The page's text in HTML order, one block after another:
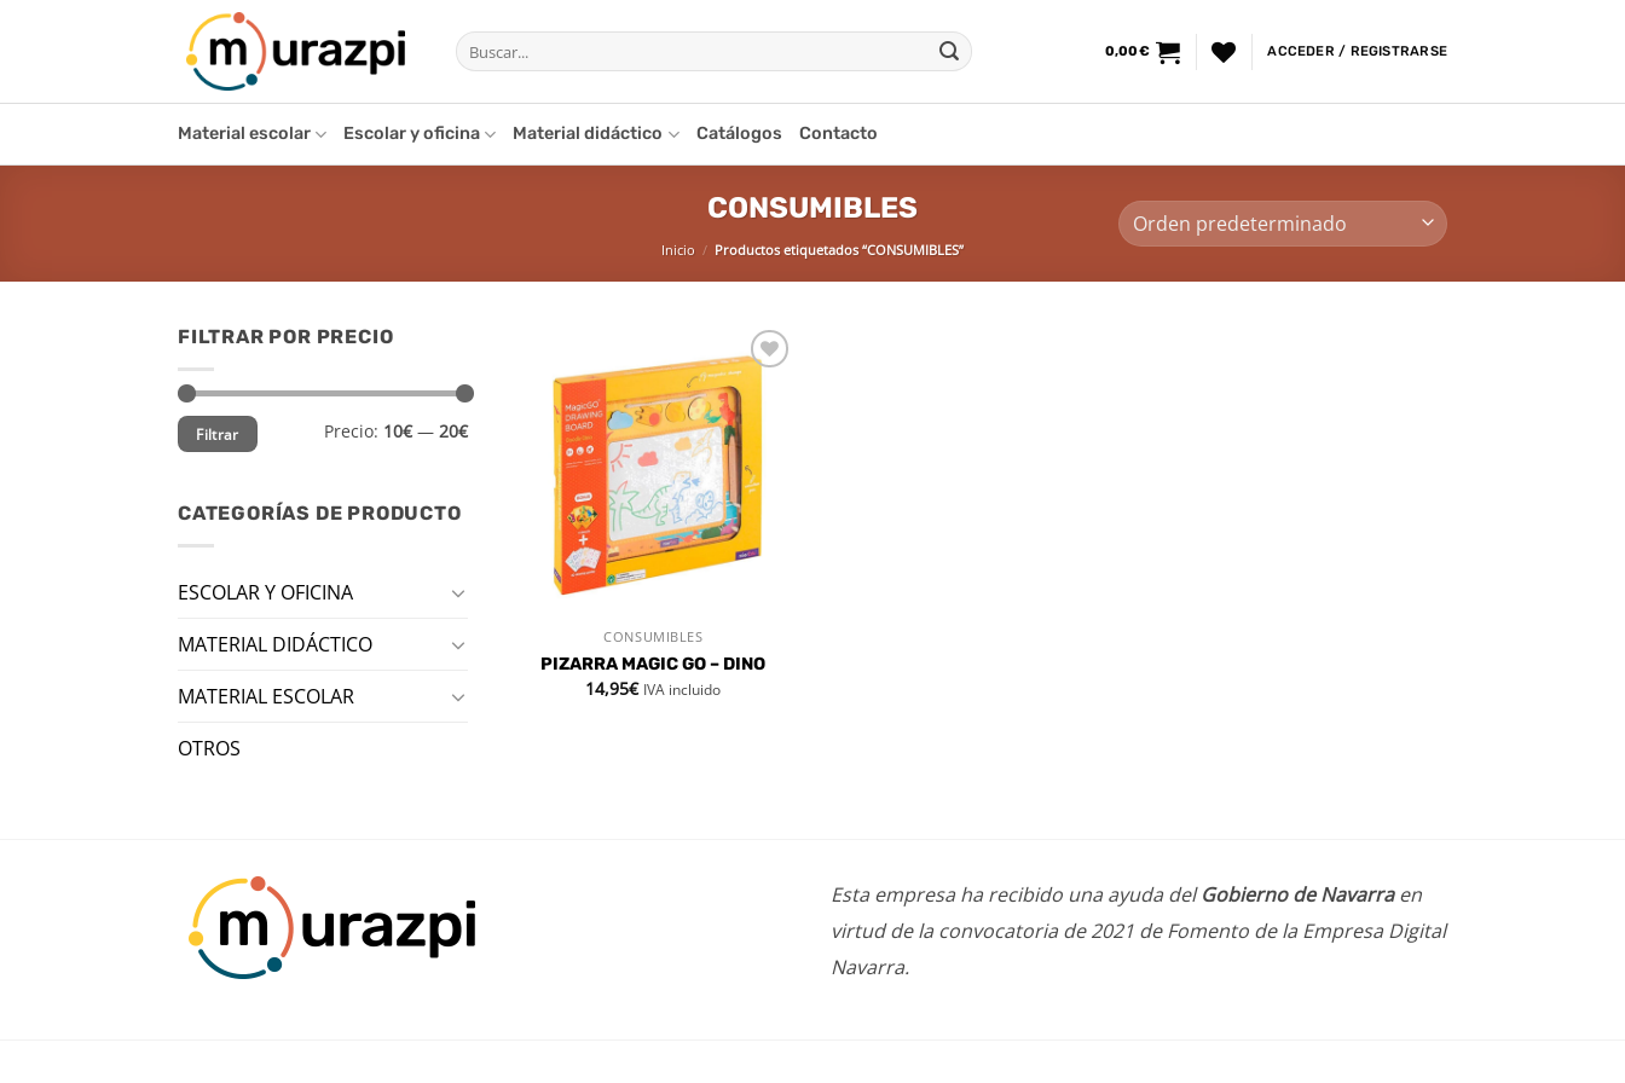
Buscar
por:
0,00€ ACCEDER / REGISTRARSE
Material escolar Escolar y oficina Material didáctico Catálogos Contacto
CONSUMIBLES
Inicio / Productos etiquetados “CONSUMIBLES”
FILTRAR POR PRECIO
Precio
mínimo
Precio
máximo
Filtrar Precio: 10€— 20€
CATEGORÍAS DE PRODUCTO
ESCOLAR Y OFICINA
MATERIAL DIDÁCTICO
MATERIAL ESCOLAR
OTROS
lista de
deseos
VISTA RÁPIDA
CONSUMIBLES
PIZARRA MAGIC GO – DINO
14,95€ IVA incluido
Esta empresa ha recibido una ayuda delGobierno de Navarraen
virtud de la convocatoria de 2021 de Fomento de la Empresa Digital
Navarra.